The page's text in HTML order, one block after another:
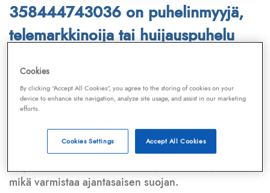
358444743036 on puhelinmyyjä,
telemarkkinoija tai huijauspuhelu
Puhelinnumero
Telemarkkinointiliiton jaKilpi-sovelluksen
tietokannasta, joka kattaa satoja tuhansia
Lisäksi tunnistamme automaattisesti, jos kyseessä on
puhelinhuijarin numero, sähköpostiosoitetai
huijausviesti. Tietokantaamme päivitetään jatkuvasti,
mikä varmistaa ajantasaisen suojan.
Cookies
By clicking “Accept All Cookies”, you agree to the storing of cookies on your
device to enhance site navigation, analyze site usage, and assist in our marketing
efforts.
Accept All Cookies
Cookies Settings